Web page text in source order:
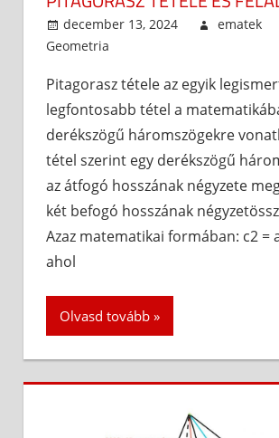
december 13, 2024
ematek
Geometria
Pitagorasz tétele az egyik
legfontosabb tétel a
derékszögű háromszögekre
tétel szerint egy derékszögű
az átfogó hosszának négyzete
két befogó hosszának
Azaz matematikai formában: c2 =
ahol
Olvasd tovább